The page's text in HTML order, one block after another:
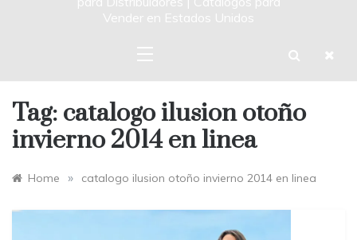
Vender en Estados Unidos
Tag: catalogo ilusion otoño
invierno 2014 en linea
Home » catalogo ilusion otoño invierno 2014 en linea